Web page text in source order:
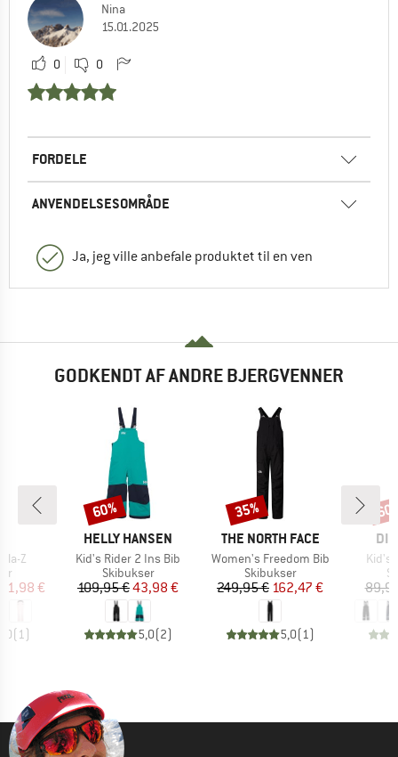
Nina
15.01.2025
0 0
FORDELE
ANVENDELSESOMRÅDE
Ja, jeg ville anbefale produktet til en ven
GODKENDT AF ANDRE BJERGVENNER
Z
pris
71,98 €
( 1)
MÆRKE
HELLY HANSEN
Artikel
Kid's Rider 2 Ins Bib
Produktgruppe
Skibukser
Pris
109,95 €Nedsat pris
43,98 €
5,0(2)
Rabat
60%
MÆRKE
THE NORTH FACE
Artikel
Women's Freedom Bib
Produktgruppe
Skibukser
Pris
249,95 €Nedsat pris
162,47 €
5,0( 1)
Rabat
35%
Artikel
Kid's